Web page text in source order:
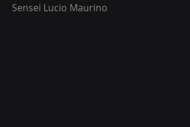
Sensei Lucio Maurino